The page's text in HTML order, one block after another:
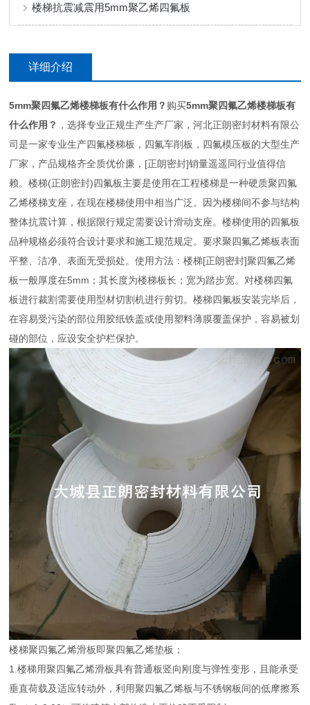
楼梯抗震减震用5mm聚乙烯四氟板
详细介绍
5mm聚四氟乙烯楼梯板有什么作用？ 购买5mm聚四氟乙烯楼梯板有
什么作用？ ，选择专业正规生产生产厂家，河北正朗密封材料有限公
司是一家专业生产四氟楼梯板，四氟车削板，四氟模压板的大型生产
厂家，产品规格齐全质优价廉，[正朗密封]销量遥遥同行业值得信
赖。楼梯(正朗密封)四氟板主要是使用在工程楼梯是一种硬质聚四氟
乙烯楼梯支座，在现在楼梯使用中相当广泛。因为楼梯间不参与结构
整体抗震计算，根据限行规定需要设计滑动支座。楼梯使用的四氟板
品种规格必须符合设计要求和施工规范规定。要求聚四氟乙烯板表面
平整、洁净、表面无受损处。使用方法：楼梯[正朗密封]聚四氟乙烯
板一般厚度在5mm；其长度为楼梯板长；宽为踏步宽。对楼梯四氟
板进行裁割需要使用型材切割机进行剪切。楼梯四氟板安装完毕后，
在容易受污染的部位用胶纸铁盖或使用塑料薄膜覆盖保护，容易被划
碰的部位，应设安全护栏保护。
楼梯聚四氟乙烯滑板即聚四氟乙烯垫板；
1.楼梯用聚四氟乙烯滑板具有普通板竖向刚度与弹性变形，且能承受
垂直荷载及适应转动外，利用聚四氟乙烯板与不锈钢板间的低摩擦系